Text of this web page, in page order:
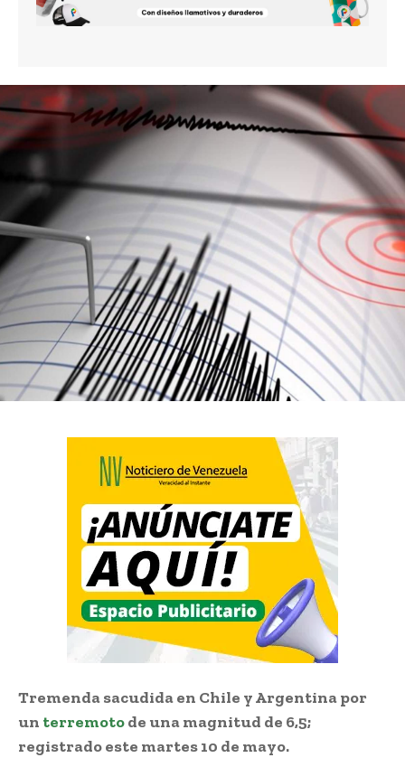
Tremenda sacudida en Chile y Argentina por
un terremotode una magnitud de 6,5;
registrado este martes 10 de mayo.